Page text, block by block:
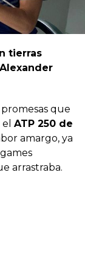
tierras
que
ATP 250 de
amargo, ya
arrastraba.